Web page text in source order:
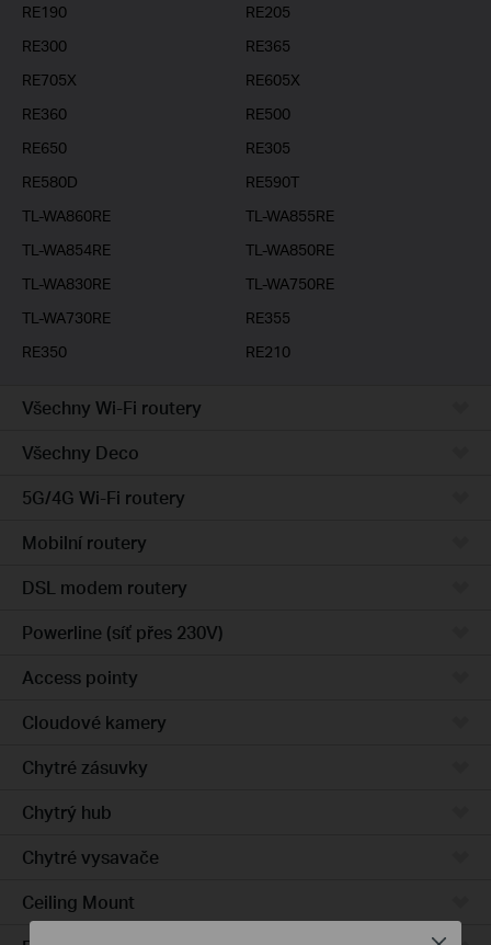
RE190
RE205
RE300
RE365
RE705X
RE605X
RE360
RE500
RE650
RE305
RE580D
RE590T
TL-WA860RE
TL-WA855RE
TL-WA854RE
TL-WA850RE
TL-WA830RE
TL-WA750RE
TL-WA730RE
RE355
RE350
RE210
Všechny Wi-Fi routery
Všechny Deco
5G/4G Wi-Fi routery
Mobilní routery
DSL modem routery
Powerline (síť přes 230V)
Access pointy
Cloudové kamery
Chytré zásuvky
Chytrý hub
Chytré vysavače
Ceiling Mount